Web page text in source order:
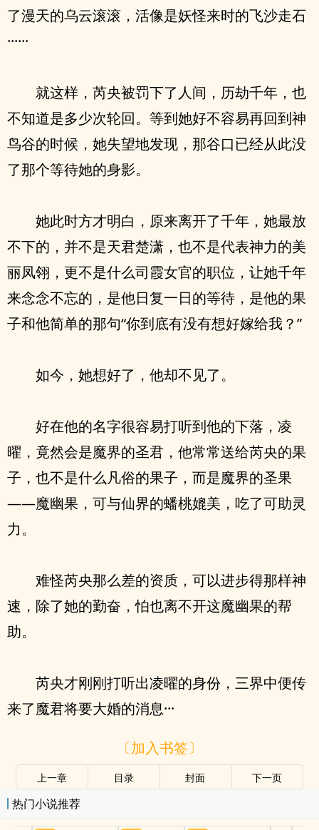
了漫天的乌云滚滚，活像是妖怪来时的飞沙走石
······
就这样，芮央被罚下了人间，历劫千年，也
不知道是多少次轮回。等到她好不容易再回到神
鸟谷的时候，她失望地发现，那谷口已经从此没
了那个等待她的身影。
她此时方才明白，原来离开了千年，她最放
不下的，并不是天君楚潇，也不是代表神力的美
丽凤翎，更不是什么司霞女官的职位，让她千年
来念念不忘的，是他日复一日的等待，是他的果
子和他简单的那句“你到底有没有想好嫁给我？”
如今，她想好了，他却不见了。
好在他的名字很容易打听到他的下落，凌
曜，竟然会是魔界的圣君，他常常送给芮央的果
子，也不是什么凡俗的果子，而是魔界的圣果
——魔幽果，可与仙界的蟠桃媲美，吃了可助灵
力。
难怪芮央那么差的资质，可以进步得那样神
速，除了她的勤奋，怕也离不开这魔幽果的帮
助。
芮央才刚刚打听出凌曜的身份，三界中便传
来了魔君将要大婚的消息···
〔加入书签〕
上一章 目录 封面 下一页
热门小说推荐